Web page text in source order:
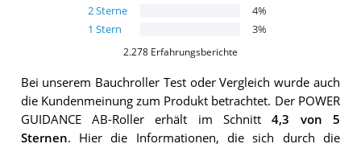
2Sterne 4%
1 Stern 3%
2.278 Erfahrungsberichte
Bei unserem Bauchroller Test oder Vergleich wurde auch
die Kundenmeinung zum Produkt betrachtet. Der POWER
GUIDANCE AB-Roller erhält im Schnitt4,3 von 5
Sternen. Hier die Informationen, die sich durch die